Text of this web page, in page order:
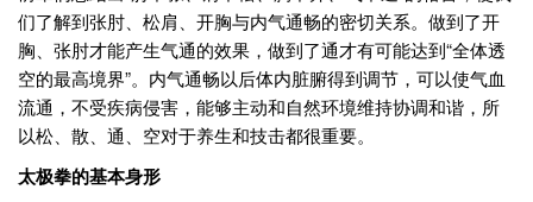
们了解到张肘、松肩、开胸与内气通畅的密切关系。做到了开
胸、张肘才能产生气通的效果，做到了通才有可能达到“全体透
空的最高境界”。内气通畅以后体内脏腑得到调节，可以使气血
流通，不受疾病侵害，能够主动和自然环境维持协调和谐，所
以松、散、通、空对于养生和技击都很重要。
太极拳的基本身形